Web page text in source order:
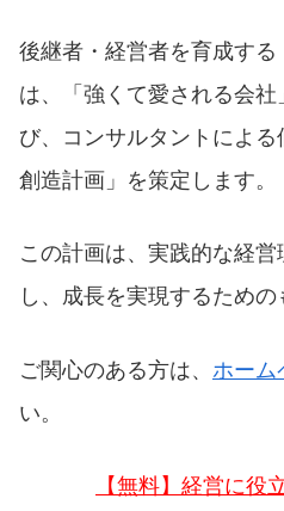
後継者・経営者を育成す
は、「強くて愛される会
び、コンサルタントによ
創造計画」を策定します。
この計画は、実践的な経
し、成長を実現するための
ご関心のある方は、 ホーム
い。
【無料】経営に役